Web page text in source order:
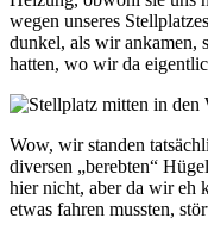
wegen unseres
dunkel, als wir ankamen,
hatten, wo wir da
Wow, wir standen
diversen „berebten“
hier nicht, aber da wir eh
etwas fahren mussten,